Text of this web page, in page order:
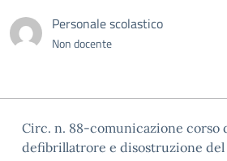
Personale scolastico
Non docente
Circ. n. 88-comunicazione corso
defibrillatrore e disostruzione